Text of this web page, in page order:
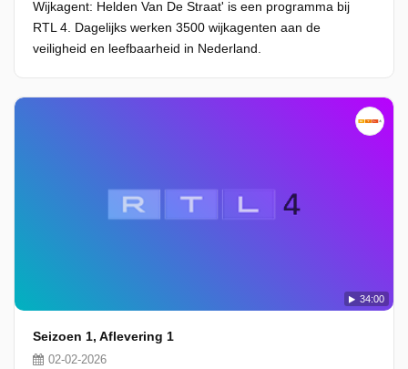
Wijkagent: Helden Van De Straat' is een programma bij
RTL 4. Dagelijks werken 3500 wijkagenten aan de
veiligheid en leefbaarheid in Nederland.
34:00
Seizoen 1, Aflevering 1
02-02-2026